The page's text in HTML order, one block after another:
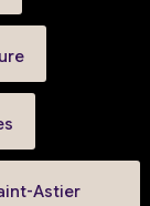
Astier